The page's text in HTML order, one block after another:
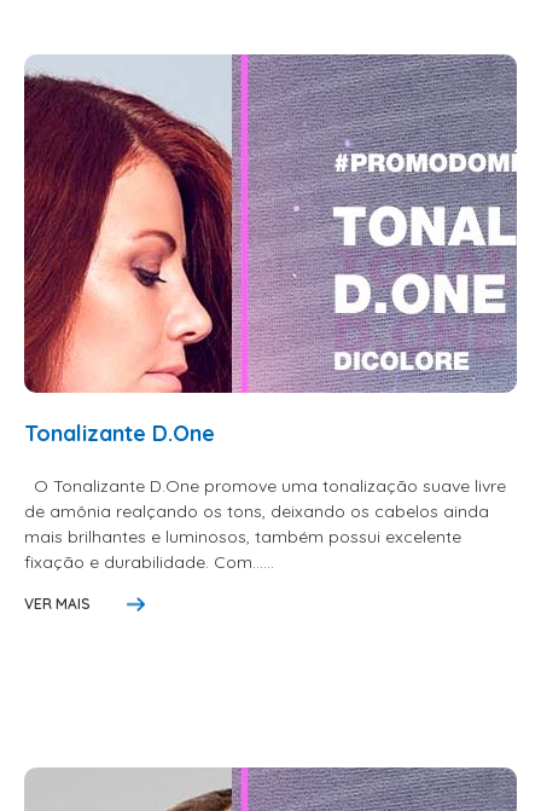
ACESSORIOS DEPILACAO
APARELHOS DEPILATORIOS
CERAS
DESCARTAVEIS
OLEOS POS E PRE DEPILACAO
REFIL DE CERA + FOLHA PRONTA
DICOLORE
ÁGUA OXIGENADA
ALISAMENTO
CACHOS
COLORAÇÃO FLASH 10 MIN
FIXADORES
Tonalizante D.One
O Tonalizante D.One promove uma tonalização suave livre
de amônia realçando os tons, deixando os cabelos ainda
mais brilhantes e luminosos, também possui excelente
fixação e durabilidade. Com......
VER MAIS